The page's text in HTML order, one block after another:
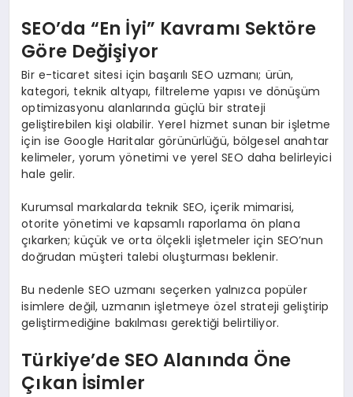
SEO’da “En İyi” Kavramı Sektöre
Göre Değişiyor
Bir e-ticaret sitesi için başarılı SEO uzmanı; ürün,
kategori, teknik altyapı, filtreleme yapısı ve dönüşüm
optimizasyonu alanlarında güçlü bir strateji
geliştirebilen kişi olabilir. Yerel hizmet sunan bir işletme
için ise Google Haritalar görünürlüğü, bölgesel anahtar
kelimeler, yorum yönetimi ve yerel SEO daha belirleyici
hale gelir.
Kurumsal markalarda teknik SEO, içerik mimarisi,
otorite yönetimi ve kapsamlı raporlama ön plana
çıkarken; küçük ve orta ölçekli işletmeler için SEO’nun
doğrudan müşteri talebi oluşturması beklenir.
Bu nedenle SEO uzmanı seçerken yalnızca popüler
isimlere değil, uzmanın işletmeye özel strateji geliştirip
geliştirmediğine bakılması gerektiği belirtiliyor.
Türkiye’de SEO Alanında Öne
Çıkan İsimler